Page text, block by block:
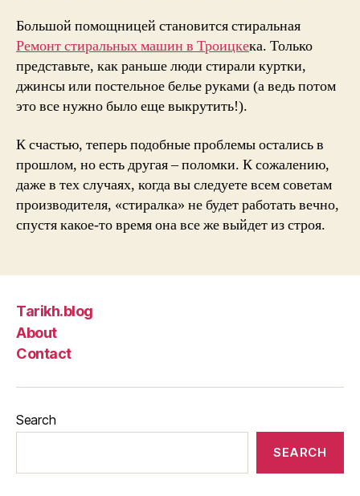
Pack
Up
And
Ремонт
Стиральных
Машин
Троицке
Большой помощницей становится стиральная
Ремонт стиральных машин в Троицкека. Только
представьте, как раньше люди стирали куртки,
джинсы или постельное белье руками (а ведь потом
это все нужно было еще выкрутить!).
К счастью, теперь подобные проблемы остались в
прошлом, но есть другая – поломки. К сожалению,
даже в тех случаях, когда вы следуете всем советам
производителя, «стиралка» не будет работать вечно,
спустя какое-то время она все же выйдет из строя.
Tarikh.blog
About
Contact
Search
SEARCH